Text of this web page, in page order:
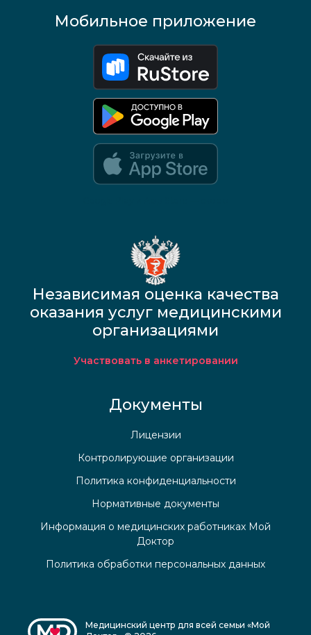
Мобильное приложение
Независимая оценка качества
оказания услуг медицинскими
организациями
Участвовать в анкетировании
Документы
Лицензии
Контролирующие организации
Политика конфиденциальности
Нормативные документы
Информация о медицинских работниках Мой
Доктор
Политика обработки персональных данных
Медицинский центр для всей семьи «Мой